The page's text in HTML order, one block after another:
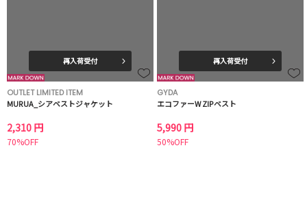
再入荷受付
OUTLET LIMITED ITEM
MURUA_シアベストジャケット
2,310 円
70%OFF
再入荷受付
GYDA
エコファーW ZIPベスト
5,990 円
50%OFF